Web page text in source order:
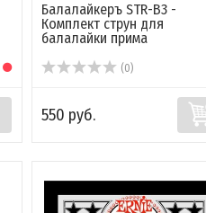
Балалайкеръ STR-B3 -
Комплект струн для
балалайки прима
(0)
550 руб.